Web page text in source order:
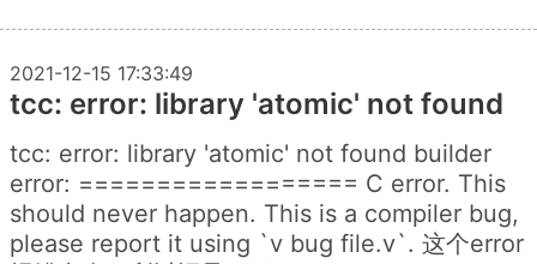
2021-12-15 17:33:49
tcc: error: library 'atomic' not found
tcc: error: library 'atomic' not found builder
error: ================== C error. This
should never happen. This is a compiler bug,
please report it using `v bug file.v`. 这个error